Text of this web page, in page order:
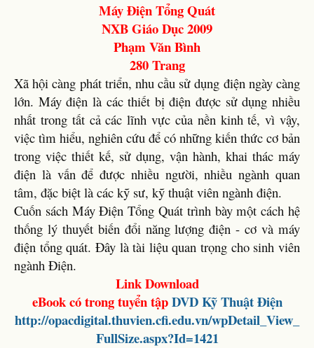
Máy Điện Tổng Quát
NXB Giáo Dục 2009
Phạm Văn Bình
280 Trang
Xã hội càng phát triển, nhu cầu sử dụng điện ngày càng
lớn. Máy điện là các thiết bị điện được sử dụng nhiều
nhất trong tất cả các lĩnh vực của nền kinh tế, vì vậy,
việc tìm hiểu, nghiên cứu để có những kiến thức cơ bản
trong việc thiết kế, sử dụng, vận hành, khai thác máy
điện là vấn để được nhiều người, nhiều ngành quan
tâm, đặc biệt là các kỹ sư, kỹ thuật viên ngành điện.
Cuốn sách Máy Điện Tổng Quát trình bày một cách hệ
thống lý thuyết biến đổi năng lượng điện - cơ và máy
điện tổng quát. Đây là tài liệu quan trọng cho sinh viên
ngành Điện.
Link Download
eBook có trong tuyển tậpDVD Kỹ Thuật Điện
http://opacdigital.thuvien.cfi.edu.vn/wpDetail_View_
FullSize.aspx?Id=1421